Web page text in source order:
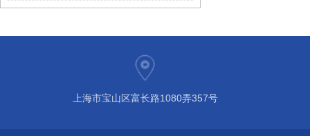
上海市宝山区富长路1080弄357号